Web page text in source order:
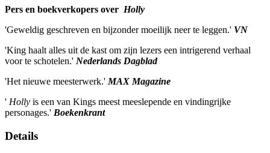
Pers en boekverkopers over Holly
'Geweldig geschreven en bijzonder moeilijk neer te leggen.' VN
'King haalt alles uit de kast om zijn lezers een intrigerend verhaal
voor te schotelen.' Nederlands Dagblad
'Het nieuwe meesterwerk.'MAX Magazine
' Holly is een van Kings meest meeslepende en vindingrijke
personages.' Boekenkrant
Details